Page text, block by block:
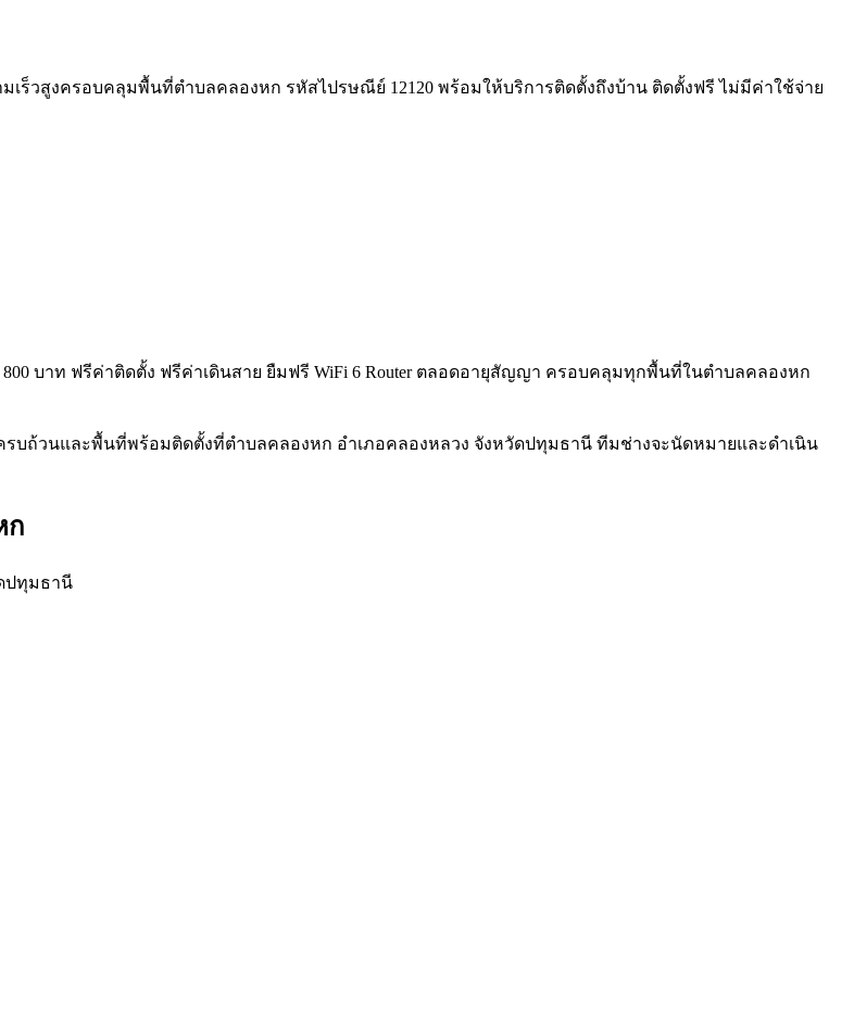
เร็วสูงครอบคลุมพื้นที่ตำบลคลองหก รหัสไปรษณีย์ 12120 พร้อมให้บริการติดตั้งถึงบ้าน ติดตั้งฟรี ไม่มีค่าใช้จ่าย
800 บาท ฟรีค่าติดตั้ง ฟรีค่าเดินสาย ยืมฟรี WiFi 6 Router ตลอดอายุสัญญา ครอบคลุมทุกพื้นที่ในตำบลคลองหก
ครบถ้วนและพื้นที่พร้อมติดตั้งที่ตำบลคลองหก อำเภอคลองหลวง จังหวัดปทุมธานี ทีมช่างจะนัดหมายและดำเนิน
ก
ปทุมธานี